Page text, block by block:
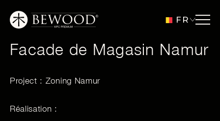
FR
Facade de Magasin Namur
Project : Zoning Namur
Réalisation :